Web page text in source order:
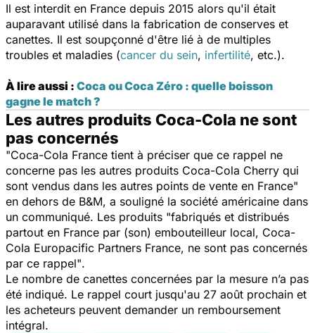
Il est interdit en France depuis 2015 alors qu'il était
auparavant utilisé dans la fabrication de conserves et
canettes. Il est soupçonné d'être lié à de multiples
troubles et maladies (cancer du sein, infertilité, etc.).
À lire aussi : Coca ou Coca Zéro : quelle boisson
gagne le match ?
Les autres produits Coca-Cola ne sont
pas concernés
"Coca-Cola France tient à préciser que ce rappel ne
concerne pas les autres produits Coca-Cola Cherry qui
sont vendus dans les autres points de vente en France"
en dehors de B&M, a souligné la société américaine dans
un communiqué. Les produits "fabriqués et distribués
partout en France par (son) embouteilleur local, Coca-
Cola Europacific Partners France, ne sont pas concernés
par ce rappel".
Le nombre de canettes concernées par la mesure n’a pas
été indiqué. Le rappel court jusqu'au 27 août prochain et
les acheteurs peuvent demander un remboursement
intégral.